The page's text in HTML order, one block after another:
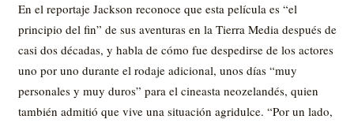
En el reportaje Jackson reconoce que esta película es “el
principio del fin” de sus aventuras en la Tierra Media después de
casi dos décadas, y habla de cómo fue despedirse de los actores
uno por uno durante el rodaje adicional, unos días “muy
personales y muy duros” para el cineasta neozelandés, quien
también admitió que vive una situación agridulce. “Por un lado,